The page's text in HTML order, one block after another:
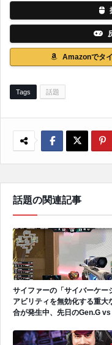
Amazonでタ
Tags 話題
話題の関連記事
サイファーの「サイバーケー
アビリティを無効化する重大
合が発生中、先日のGen.G vs